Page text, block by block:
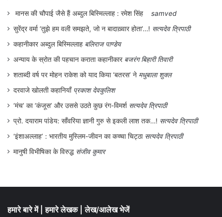
मानस की चौपाई जैसे हैं अब्दुल बिस्मिल्लाह : रमेश सिंह
samved
सुरेंद्र वर्मा ‘तुझे हम वली समझते, जो न बादाख़्वार होता’…! सत्यदेव त्रिपाठी
कहानीकार अब्दुल बिस्मिल्लाह बलिराज पाण्डेय
अन्याय के स्रोत की पहचान कराता कहानीकार बजरंग बिहारी तिवारी
शताब्दी वर्ष पर मोहन राकेश को याद किया ‘बतरस’ ने मधुबाला शुक्ल
दरवाजे खोलती कहानियाँ प्रकाश देवकुलिश
‘मंच’ का ‘कंजूस’ और उससे उठते कुछ रंग-विमर्श सत्यदेव त्रिपाठी
प्रो. दयाराम पांडेय: साँवरिया ज्ञानी गुरु से इकली लाश तक…! सत्यदेव त्रिपाठी
‘इंशाअल्लाह’ : भारतीय मुस्लिम-जीवन का कच्चा चिट्ठा सत्यदेव त्रिपाठी
मानुषी विभीषिका के विरुद्ध संजीव कुमार
हमारे बारे में हमारे लेखक लेख/आलेख भेजें